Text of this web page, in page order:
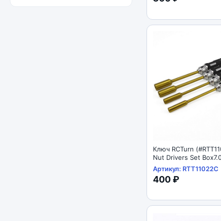
Ключ RCTurn
Артикул: RTT11022C
400 ₽